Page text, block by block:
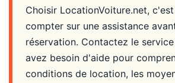
Choisir LocationVoiture.net,
compter sur une assistance
réservation. Contactez le
avez besoin d'aide pour
conditions de location, les